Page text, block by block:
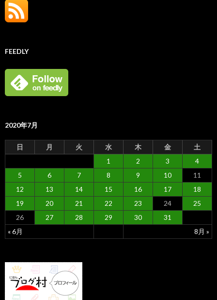
FEEDLY
2020年7月
日 月 火 水 木 金 土
« 6月 8月 »
1 2 3
4
5
6 7 8 9 10
11
12
13 14 15 16 17
18
19
20 21 22 23 24
25
26
27 28 29 30 31